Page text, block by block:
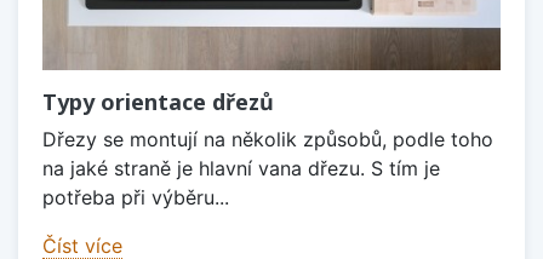
Typy orientace dřezů
Dřezy se montují na několik způsobů, podle toho
na jaké straně je hlavní vana dřezu. S tím je
potřeba při výběru...
Číst více